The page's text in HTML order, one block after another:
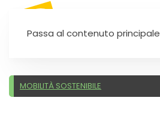
Passa al contenuto principale
MOBILITÀ SOSTENIBILE